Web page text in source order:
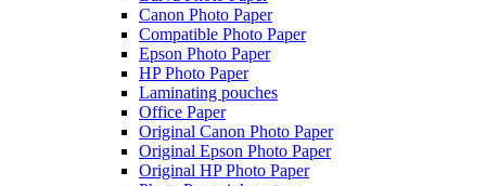
Canon Photo Paper
Compatible Photo Paper
Epson Photo Paper
HP Photo Paper
Laminating pouches
Office Paper
Original Canon Photo Paper
Original Epson Photo Paper
Original HP Photo Paper